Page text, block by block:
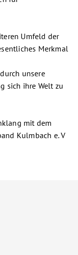
Umfeld der
Merkmal
unsere
sich ihre Welt zu
mit dem
Kulmbach e. V